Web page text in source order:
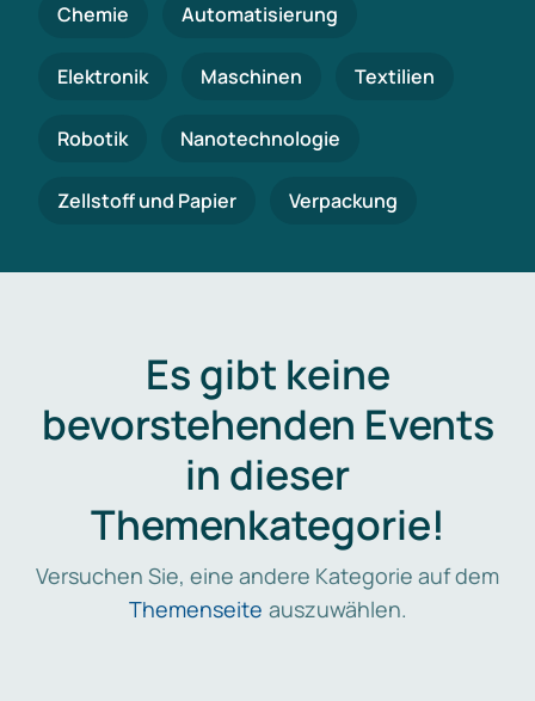
Chemie Automatisierung
Elektronik Maschinen Textilien
Robotik Nanotechnologie
Zellstoff und Papier Verpackung
Es gibt keine
bevorstehenden Events
in dieser
Themenkategorie!
Versuchen Sie, eine andere Kategorie auf dem
Themenseite auszuwählen.